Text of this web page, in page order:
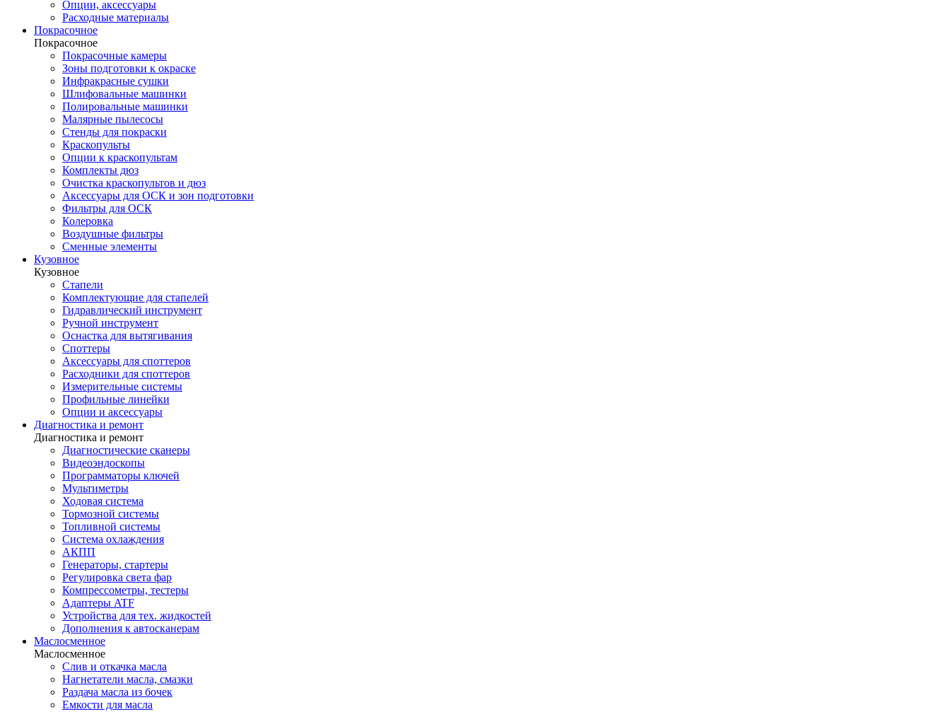
Опции, аксессуары
Расходные материалы
Покрасочное
Покрасочное
Покрасочные камеры
Зоны подготовки к окраске
Инфракрасные сушки
Шлифовальные машинки
Полировальные машинки
Малярные пылесосы
Стенды для покраски
Краскопульты
Опции к краскопультам
Комплекты дюз
Очистка краскопультов и дюз
Аксессуары для ОСК и зон подготовки
Фильтры для ОСК
Колеровка
Воздушные фильтры
Сменные элементы
Кузовное
Кузовное
Стапели
Комплектующие для стапелей
Гидравлический инструмент
Ручной инструмент
Оснастка для вытягивания
Споттеры
Аксессуары для споттеров
Расходники для споттеров
Измерительные системы
Профильные линейки
Опции и аксессуары
Диагностика и ремонт
Диагностика и ремонт
Диагностические сканеры
Видеоэндоскопы
Программаторы ключей
Мультиметры
Ходовая система
Тормозной системы
Топливной системы
Система охлаждения
АКПП
Генераторы, стартеры
Регулировка света фар
Компрессометры, тестеры
Адаптеры ATF
Устройства для тех. жидкостей
Дополнения к автосканерам
Маслосменное
Маслосменное
Слив и откачка масла
Нагнетатели масла, смазки
Раздача масла из бочек
Емкости для масла